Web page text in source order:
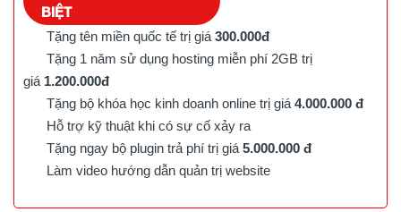
BIỆT
Tặng tên miền quốc tế trị giá 300.000đ
Tặng 1 năm sử dụng hosting miễn phí 2GB trị
giá 1.200.000đ
Tặng bộ khóa học kinh doanh online trị giá 4.000.000 đ
Hỗ trợ kỹ thuật khi có sự cố xảy ra
Tặng ngay bộ plugin trả phí trị giá 5.000.000 đ
Làm video hướng dẫn quản trị website